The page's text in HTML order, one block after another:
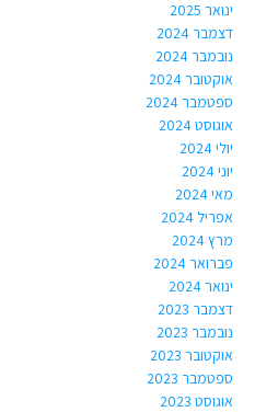
ינואר 2025
דצמבר 2024
נובמבר 2024
אוקטובר 2024
ספטמבר 2024
אוגוסט 2024
יולי 2024
יוני 2024
מאי 2024
אפריל 2024
מרץ 2024
פברואר 2024
ינואר 2024
דצמבר 2023
נובמבר 2023
אוקטובר 2023
ספטמבר 2023
אוגוסט 2023